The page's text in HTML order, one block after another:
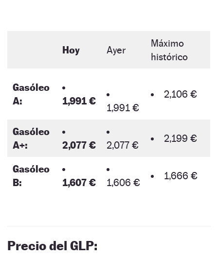
Hoy Ayer
Máximo
histórico
Gasóleo
A:
1,991 €
1,991 €
2,106 €
Gasóleo
A+:
2,077 € 2,077 €
2,199 €
Gasóleo
B:
1,607 € 1,606 €
1,666 €
Precio del GLP: